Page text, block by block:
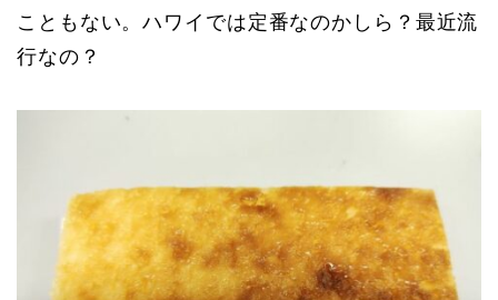
こともない。ハワイでは定番なのかしら？最近流
行なの？